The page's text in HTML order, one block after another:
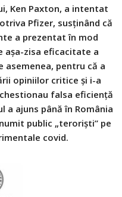
Ken Paxton, a intentat
Pfizer, susținând că
a prezentat în mod
așa-zisa eficacitate a
asemenea, pentru că a
opiniilor critice și i-a
falsa eficiență
a ajuns până în România
public „teroriști” pe
covid.